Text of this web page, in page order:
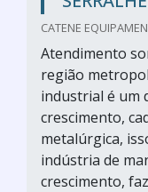
CATENE
Atendimento
região
industrial é um
crescimento,
metalúrgica,
indústria de
crescimento,